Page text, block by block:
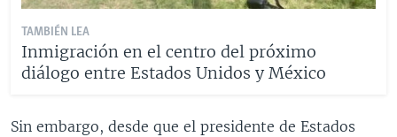
TAMBIÉN LEA
Inmigración en el centro del próximo
diálogo entre Estados Unidos y México
Sin embargo, desde que el presidente de Estados